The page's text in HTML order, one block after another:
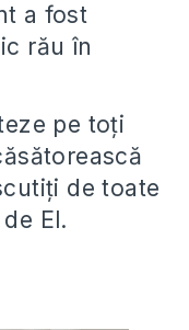
a fost
rău în
pe toţi
de toate
El.